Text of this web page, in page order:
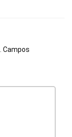
Campos